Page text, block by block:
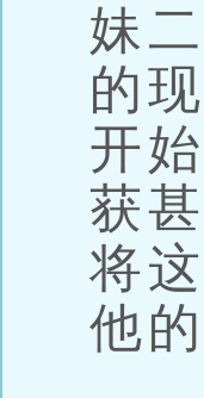
妹
的
开
获
将
他